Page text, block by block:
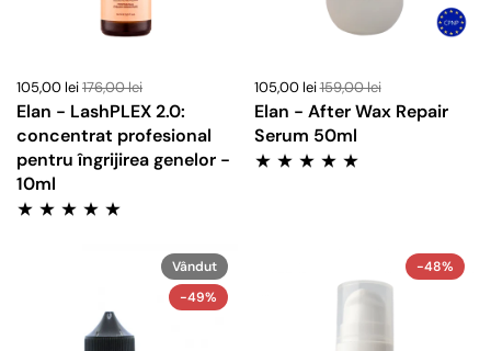
105,00 lei176,00 lei
Elan - LashPLEX 2.0:
concentrat profesional
pentru îngrijirea genelor -
10ml
105,00 lei159,00 lei
Elan - After Wax Repair
Serum 50ml
Vândut
-49%
-48%